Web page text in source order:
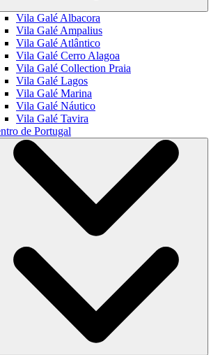
Vila Galé Albacora
Vila Galé Ampalius
Vila Galé Atlântico
Vila Galé Cerro Alagoa
Vila Galé Collection Praia
Vila Galé Lagos
Vila Galé Marina
Vila Galé Náutico
Vila Galé Tavira
de Portugal